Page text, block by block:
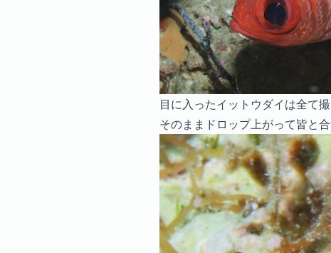
目に入ったイットウダイは全て
そのままドロップ上がって皆と